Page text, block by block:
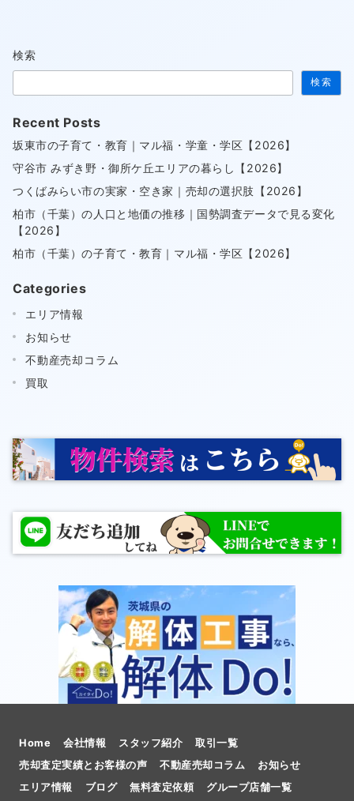
検索
検索
Recent Posts
坂東市の子育て・教育｜マル福・学童・学区【2026】
守谷市 みずき野・御所ケ丘エリアの暮らし【2026】
つくばみらい市の実家・空き家｜売却の選択肢【2026】
柏市（千葉）の人口と地価の推移｜国勢調査データで見る変化
【2026】
柏市（千葉）の子育て・教育｜マル福・学区【2026】
Categories
エリア情報
お知らせ
不動産売却コラム
買取
Home 会社情報 スタッフ紹介
取引一覧
売却査定実績とお客様の声
不動産売却コラム
お知らせ
エリア情報
ブログ 無料査定依頼 グループ店舗一覧